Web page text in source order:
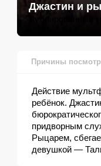
Джастин и
Дублированный
Причины
Действие
ребёнок.
придворным
Рыцарем,
девушкой —